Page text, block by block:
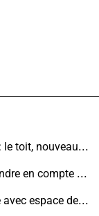
5ème façade : le toit, nouveau terrain de jeu de l'architecture contemporaine
5 points à prendre en compte avant de construire une nouvelle maison
Maison privée avec espace de bureau, Pajottenland